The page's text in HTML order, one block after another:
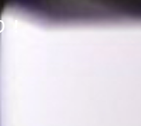
！